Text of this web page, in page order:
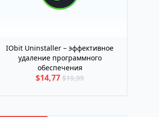
IObit Uninstaller – эффективное
удаление программного
обеспечения
$14,77 $19,99